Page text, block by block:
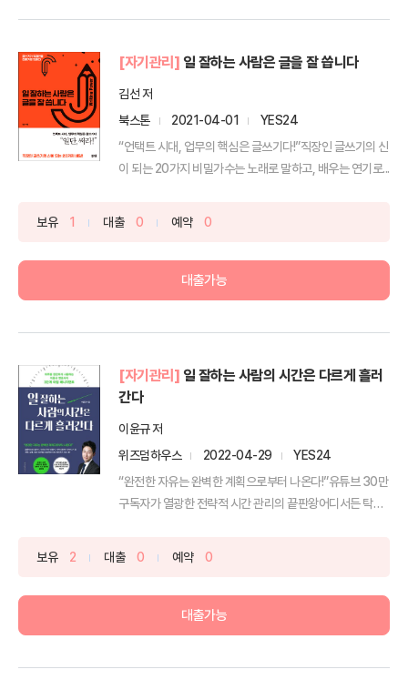
[자기관리] 일 잘하는 사람은 글을 잘 씁니다
김선 저
북스톤
2021-04-01
YES24
“언택트 시대, 업무의 핵심은 글쓰기다!”직장인 글쓰기의 신
이 되는 20가지 비밀가수는 노래로 말하고, 배우는 연기로...
보유 1 대출 0 예약 0
대출가능
[자기관리] 일 잘하는 사람의 시간은 다르게 흘러
간다
이윤규 저
위즈덤하우스
2022-04-29
YES24
“완전한 자유는 완벽한 계획으로부터 나온다!”유튜브 30만
구독자가 열광한 전략적 시간 관리의 끝판왕어디서든 탁월
보유 2 대출 0 예약 0
대출가능